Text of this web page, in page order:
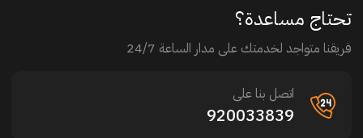
تحتاج مساعدة؟
فريقنا متواجد لخدمتك على مدار الساعة 24/7
اتصل بنا على
920033839